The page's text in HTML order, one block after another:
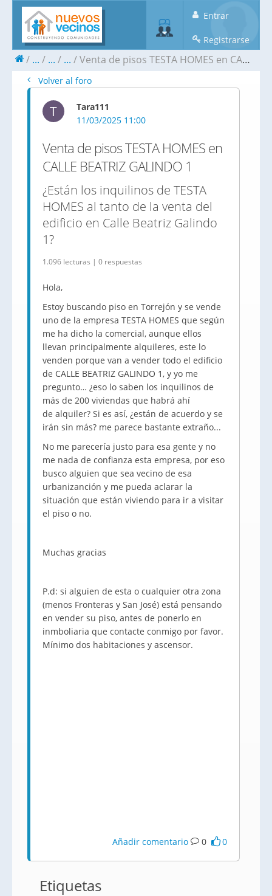
Entrar
Registrarse
... ... ... Venta de pisos TESTA HOMES en CALLE BEATRIZ GALINDO 1
Volver al foro
T
Tara111
11/03/2025 11:00
Venta de pisos TESTA HOMES en
CALLE BEATRIZ GALINDO 1
¿Están los inquilinos de TESTA
HOMES al tanto de la venta del
edificio en Calle Beatriz Galindo
1?
1.096 lecturas | 0 respuestas
Hola,
Estoy buscando piso en Torrejón y se vende
uno de la empresa TESTA HOMES que según
me ha dicho la comercial, aunque ellos
llevan principalmente alquileres, este lo
venden porque van a vender todo el edificio
de CALLE BEATRIZ GALINDO 1, y yo me
pregunto… ¿eso lo saben los inquilinos de
más de 200 viviendas que habrá ahí
de alquiler? Si es así, ¿están de acuerdo y se
irán sin más? me parece bastante extraño...
No me parecería justo para esa gente y no
me nada de confianza esta empresa, por eso
busco alguien que sea vecino de esa
urbanizanción y me pueda aclarar la
situación que están viviendo para ir a visitar
el piso o no.
Muchas gracias
P.d: si alguien de esta o cualquier otra zona
(menos Fronteras y San José) está pensando
en vender su piso, antes de ponerlo en
inmboliaria que contacte conmigo por favor.
Mínimo dos habitaciones y ascensor.
Añadir comentario 0 0
Etiquetas